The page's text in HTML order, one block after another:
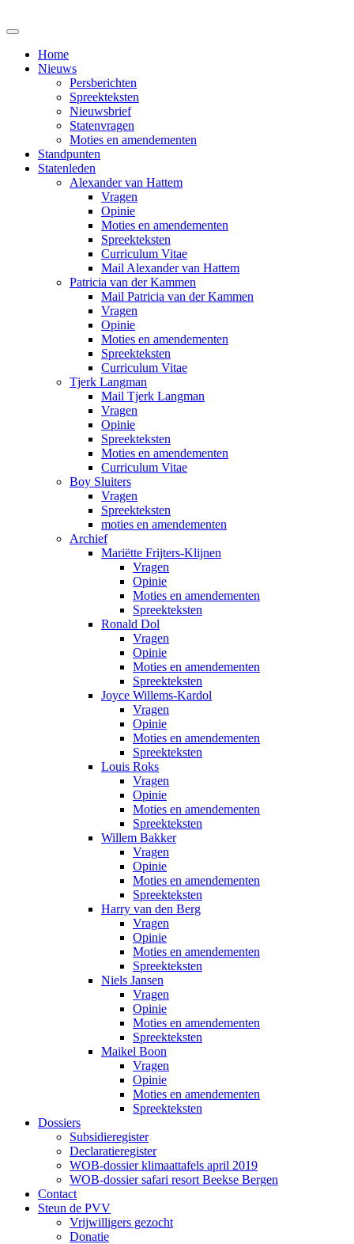
Home
Nieuws
Persberichten
Spreekteksten
Nieuwsbrief
Statenvragen
Moties en amendementen
Standpunten
Statenleden
Alexander van Hattem
Vragen
Opinie
Moties en amendementen
Spreekteksten
Curriculum Vitae
Mail Alexander van Hattem
Patricia van der Kammen
Mail Patricia van der Kammen
Vragen
Opinie
Moties en amendementen
Spreekteksten
Curriculum Vitae
Tjerk Langman
Mail Tjerk Langman
Vragen
Opinie
Spreekteksten
Moties en amendementen
Curriculum Vitae
Boy Sluiters
Vragen
Spreekteksten
moties en amendementen
Archief
Mariëtte Frijters-Klijnen
Vragen
Opinie
Moties en amendementen
Spreekteksten
Ronald Dol
Vragen
Opinie
Moties en amendementen
Spreekteksten
Joyce Willems-Kardol
Vragen
Opinie
Moties en amendementen
Spreekteksten
Louis Roks
Vragen
Opinie
Moties en amendementen
Spreekteksten
Willem Bakker
Vragen
Opinie
Moties en amendementen
Spreekteksten
Harry van den Berg
Vragen
Opinie
Moties en amendementen
Spreekteksten
Niels Jansen
Vragen
Opinie
Moties en amendementen
Spreekteksten
Maikel Boon
Vragen
Opinie
Moties en amendementen
Spreekteksten
Dossiers
Subsidieregister
Declaratieregister
WOB-dossier klimaattafels april 2019
WOB-dossier safari resort Beekse Bergen
Contact
Steun de PVV
Vrijwilligers gezocht
Donatie